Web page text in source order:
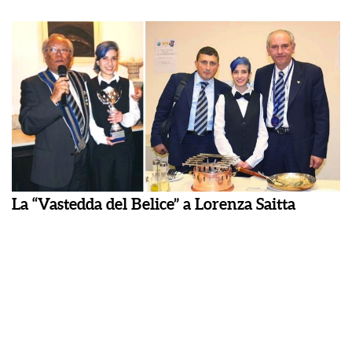
La “Vastedda del Belice” a Lorenza Saitta